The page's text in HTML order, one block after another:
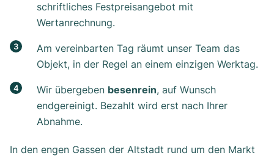
schriftliches Festpreisangebot mit
Wertanrechnung.
Am vereinbarten Tag räumt unser Team das
Objekt, in der Regel an einem einzigen Werktag.
Wir übergeben besenrein, auf Wunsch
endgereinigt. Bezahlt wird erst nach Ihrer
Abnahme.
In den engen Gassen der Altstadt rund um den Markt